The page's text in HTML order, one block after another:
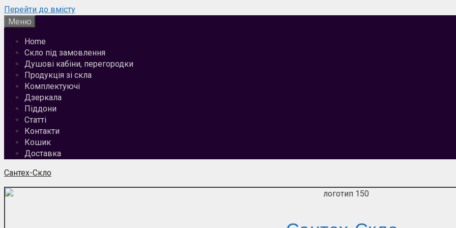
Перейти до вмісту
Меню
Home
Скло під замовлення
Душові кабіни, перегородки
Продукція зі скла
Комплектуючі
Дзеркала
Піддони
Статті
Контакти
Кошик
Доставка
Сантех-Скло